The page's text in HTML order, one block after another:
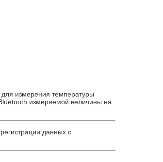
измерения температуры
измеряемой величины на
данных с